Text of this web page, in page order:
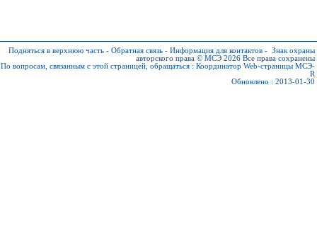
Подняться в верхнюю часть - Обратная связь - Информация для контактов - Знак охраны
авторского права © МСЭ 2026 Все права сохранены
По вопросам, связанным с этой страницей, обращаться : Координатор Web-страницы МСЭ-
R
Обновлено : 2013-01-30